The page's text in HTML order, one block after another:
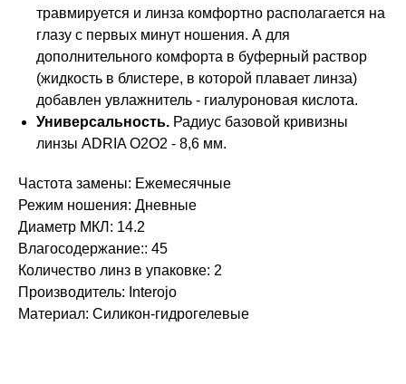
травмируется и линза комфортно располагается на
глазу с первых минут ношения. А для
дополнительного комфорта в буферный раствор
(жидкость в блистере, в которой плавает линза)
добавлен увлажнитель - гиалуроновая кислота.
Универсальность. Радиус базовой кривизны
линзы ADRIA O2O2 - 8,6 мм.
Частота замены: Ежемесячные
Режим ношения: Дневные
Диаметр МКЛ: 14.2
Влагосодержание:: 45
Количество линз в упаковке: 2
Производитель: Interojo
Материал: Силикон-гидрогелевые
Режим работы
Пн. – Пт.: с 9:00 до 18:00
Вс: выходной
Все товары
Распродажа
Очки